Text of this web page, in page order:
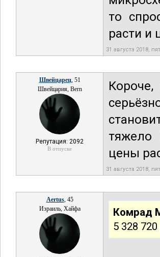
то
расти и
31 августа 2018,
Швейцарец, 51
Швейцария, Bern
Репутация: 2092
В отпуске
тяжело
цены
31 августа 2018,
Aertus, 45
Израиль, Хайфа
Комрад
5 328 720